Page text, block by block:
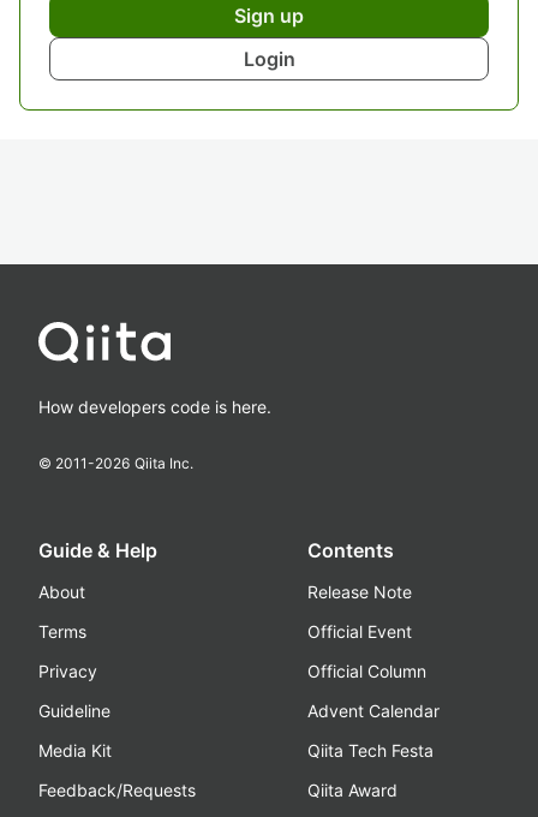
Sign up
Login
How developers code is here.
© 2011-2026 Qiita Inc.
Guide & Help
About
Terms
Privacy
Guideline
Media Kit
Feedback/Requests
Contents
Release Note
Official Event
Official Column
Advent Calendar
Qiita Tech Festa
Qiita Award